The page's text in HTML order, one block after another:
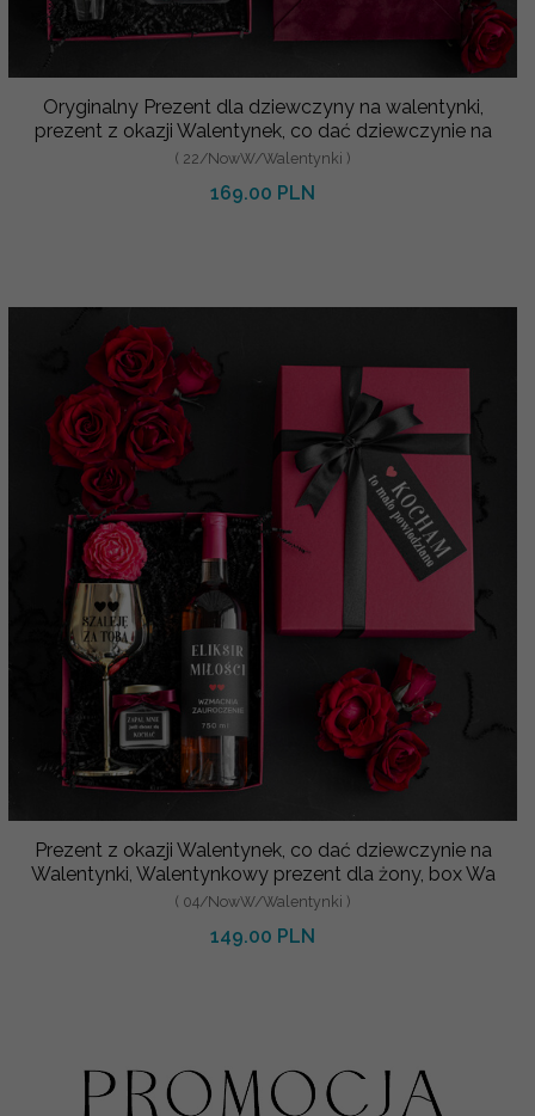
Oryginalny Prezent dla dziewczyny na walentynki,
prezent z okazji Walentynek, co dać dziewczynie na
( 22/NowW/Walentynki )
169.00 PLN
Prezent z okazji Walentynek, co dać dziewczynie na
Walentynki, Walentynkowy prezent dla żony, box Wa
( 04/NowW/Walentynki )
149.00 PLN